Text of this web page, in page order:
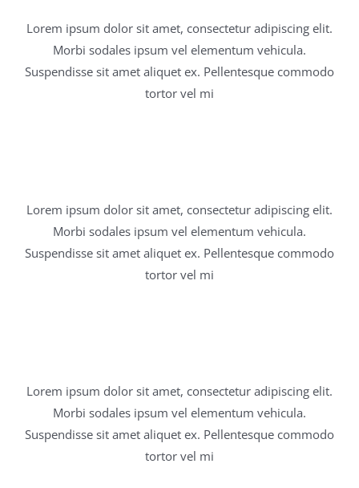
Lorem ipsum dolor sit amet, consectetur adipiscing elit.
Morbi sodales ipsum vel elementum vehicula.
Suspendisse sit amet aliquet ex. Pellentesque commodo
tortor vel mi
Lorem ipsum dolor sit amet, consectetur adipiscing elit.
Morbi sodales ipsum vel elementum vehicula.
Suspendisse sit amet aliquet ex. Pellentesque commodo
tortor vel mi
Lorem ipsum dolor sit amet, consectetur adipiscing elit.
Morbi sodales ipsum vel elementum vehicula.
Suspendisse sit amet aliquet ex. Pellentesque commodo
tortor vel mi